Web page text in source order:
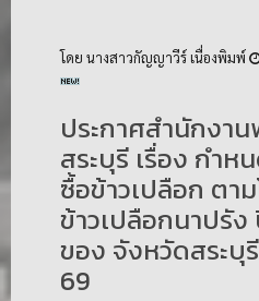
โดย นางสาวกัญญาวีร์ เนื่องพิมพ์
ประกาศสำนักงา
สระบุรี เรื่อง กำห
ซื้อข้าวเปลือก ตา
ข้าวเปลือกนาปรั
ของ จังหวัดสระบุ
69